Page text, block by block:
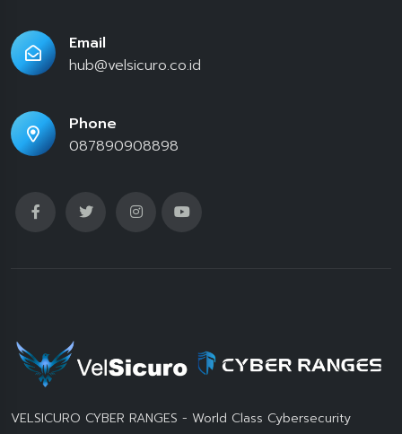
Email
hub@velsicuro.co.id
Phone
087890908898
VELSICURO CYBER RANGES - World Class Cybersecurity